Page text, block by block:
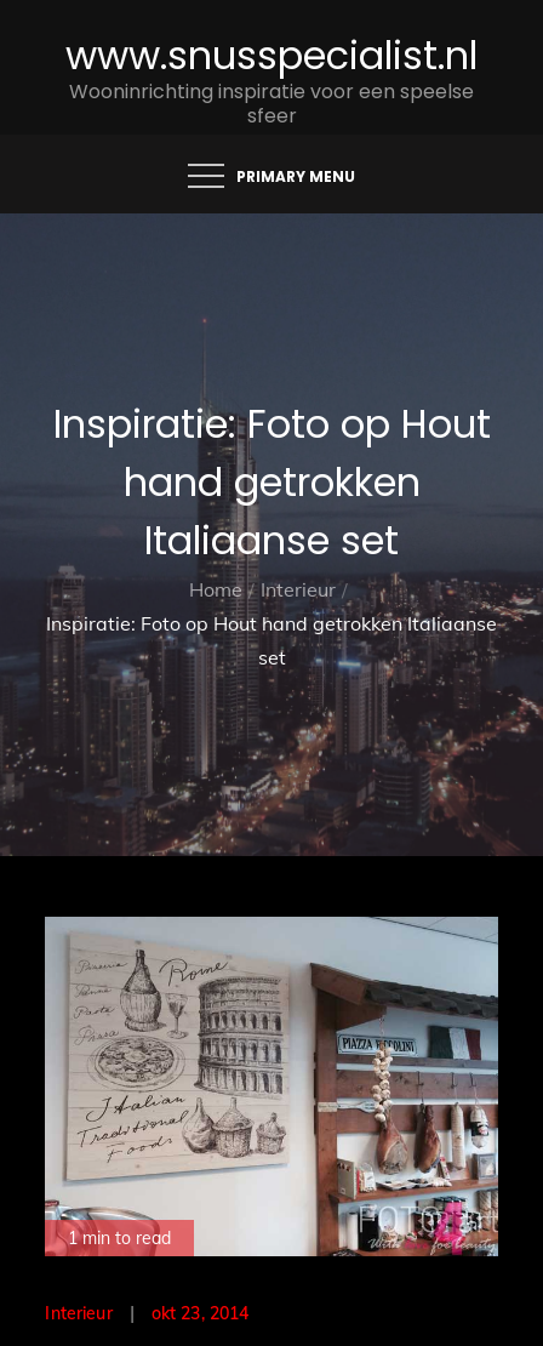
www.snusspecialist.nl
Wooninrichting inspiratie voor een speelse
sfeer
PRIMARY MENU
Inspiratie: Foto op Hout
hand getrokken
Italiaanse set
Home
Interieur
Inspiratie: Foto op Hout hand getrokken Italiaanse
set
1 min to read
Interieur
Posted
okt 23, 2014